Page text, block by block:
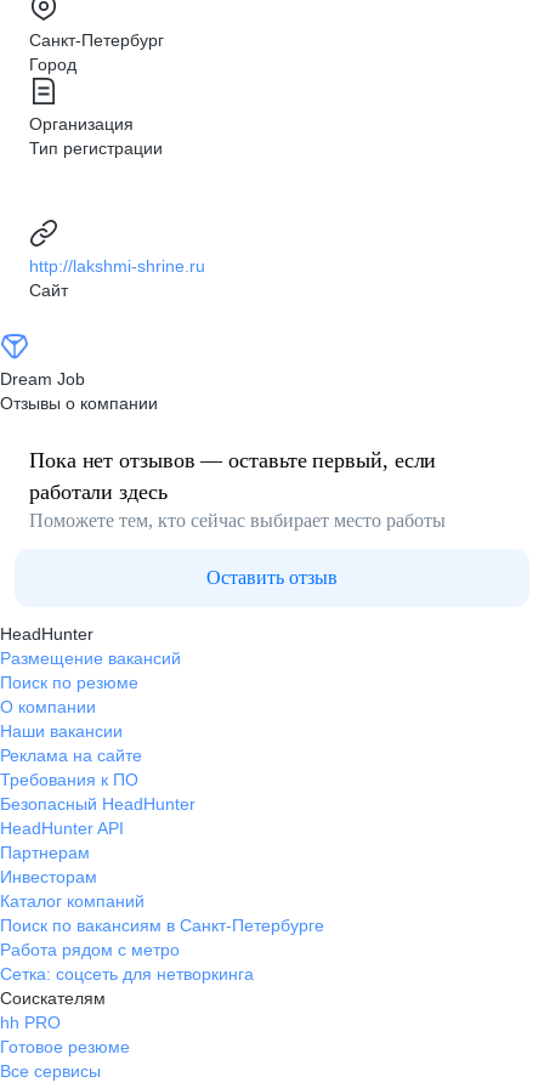
Санкт-Петербург
Город
Организация
Тип регистрации
http://lakshmi-shrine.ru
Сайт
Dream Job
Отзывы о компании
Пока нет отзывов — оставьте первый, если
работали здесь
Поможете тем, кто сейчас выбирает место работы
Оставить отзыв
HeadHunter
Размещение вакансий
Поиск по резюме
О компании
Наши вакансии
Реклама на сайте
Требования к ПО
Безопасный HeadHunter
HeadHunter API
Партнерам
Инвесторам
Каталог компаний
Поиск по вакансиям в Санкт-Петербурге
Работа рядом с метро
Сетка: соцсеть для нетворкинга
Соискателям
hh PRO
Готовое резюме
Все сервисы